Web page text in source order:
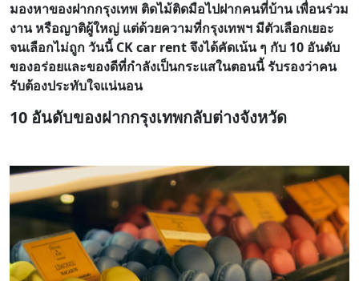
มองหาของฝากกรุงเทพ ติดไม้ติดมือไปฝากคนที่บ้าน เพื่อนร่วม
งาน หรือญาติผู้ใหญ่ แต่ด้วยความที่กรุงเทพฯ มีตัวเลือกเยอะ
จนเลือกไม่ถูก วันนี้ CK car rent จึงได้คัดเน้น ๆ กับ 10 อันดับ
ของอร่อยและของดีที่กำลังเป็นกระแสในตอนนี้ รับรองว่าคน
รับต้องประทับใจแน่นอน
10 อันดับของฝากกรุงเทพกลับต่างจังหวัด